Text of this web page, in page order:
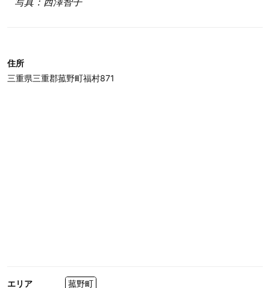
住所
三重県三重郡菰野町福村871
エリア 菰野町